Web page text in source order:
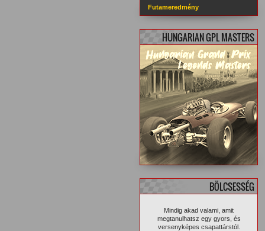
Futameredmény
HUNGARIAN GPL MASTERS
BÖLCSESSÉG
Mindig akad valami, amit
megtanulhatsz egy gyors, és
versenyképes csapattárstól.